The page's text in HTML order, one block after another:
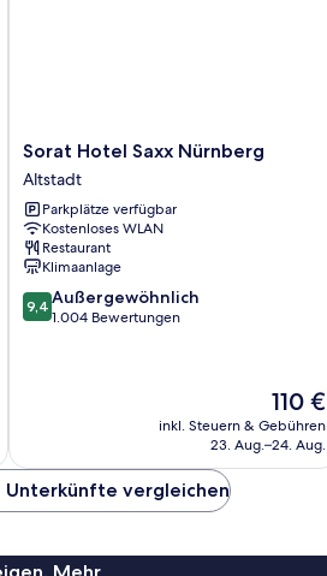
Sorat
Hotel
Saxx
Nürnberg
Altstadt
Sorat Hotel Saxx Nürnberg
Altstadt
Parkplätze verfügbar
Kostenloses WLAN
Restaurant
Klimaanlage
9.4
von
9,4 Außergewöhnlich
1.004 Bewertungen
Der
Preis
beträgt
110 €
inkl. Steuern & Gebühren
23. Aug.–24. Aug.
Unterkünfte vergleichen